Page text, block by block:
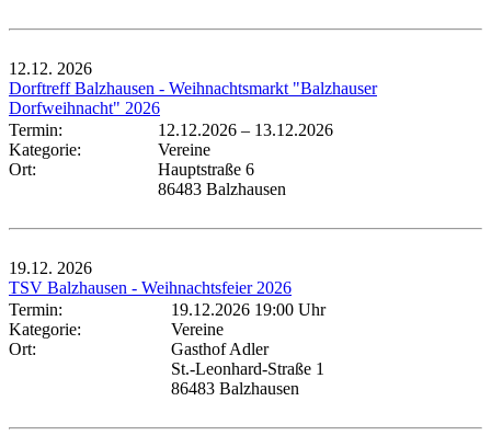
12.12. 2026
Dorftreff Balzhausen - Weihnachtsmarkt "Balzhauser
Dorfweihnacht" 2026
Termin:
12.12.2026 – 13.12.2026
Kategorie:
Vereine
Ort:
Hauptstraße 6
86483 Balzhausen
19.12. 2026
TSV Balzhausen - Weihnachtsfeier 2026
Termin:
19.12.2026 19:00 Uhr
Kategorie:
Vereine
Ort:
Gasthof Adler
St.-Leonhard-Straße 1
86483 Balzhausen